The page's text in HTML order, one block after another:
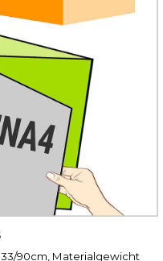
90cm, Materialgewicht